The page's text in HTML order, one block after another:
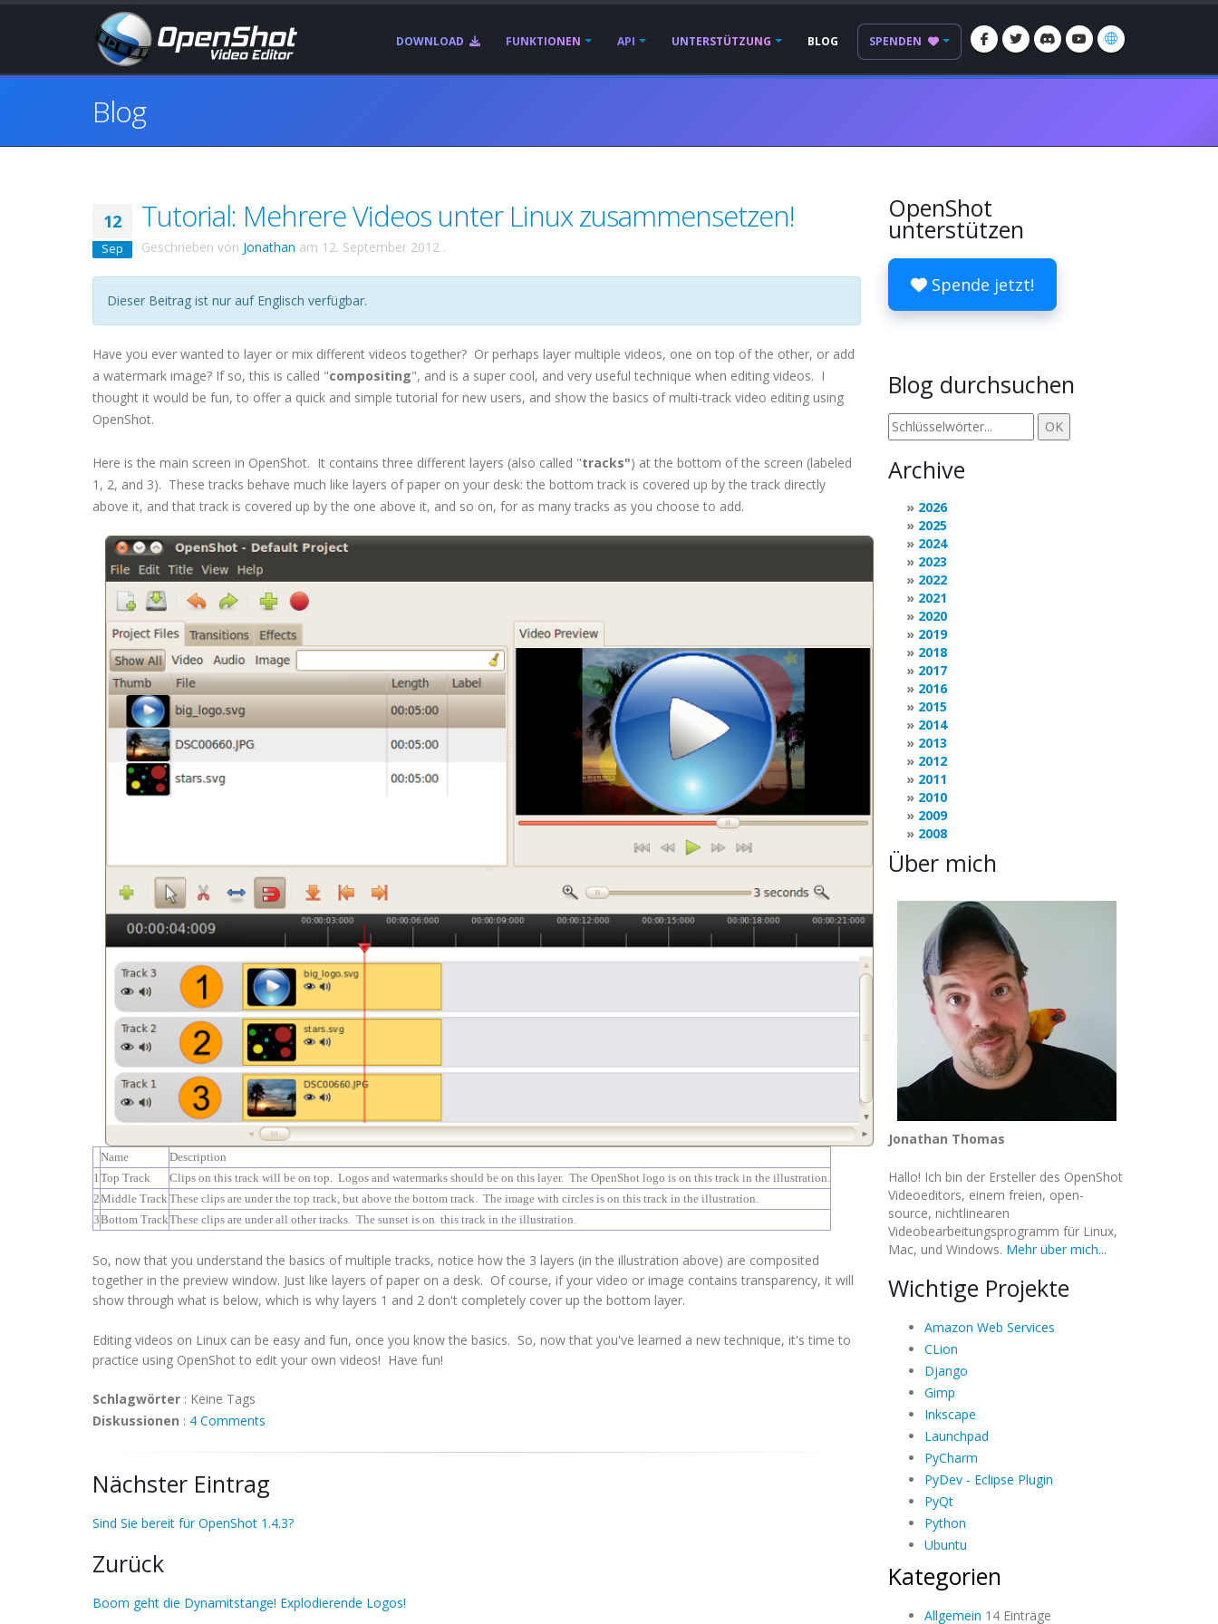
DOWNLOAD FUNKTIONEN API UNTERSTÜTZUNG BLOG SPENDEN
Blog
12
Sep
Tutorial: Mehrere Videos unter Linux zusammensetzen!
Geschrieben von Jonathan am 12. September 2012 .
Dieser Beitrag ist nur auf Englisch verfügbar.
Have you ever wanted to layer or mix different videos together? Or perhaps layer multiple videos, one on top of the other, or add
a watermark image? If so, this is called "compositing", and is a super cool, and very useful technique when editing videos. I
thought it would be fun, to offer a quick and simple tutorial for new users, and show the basics of multi-track video editing using
OpenShot.
Here is the main screen in OpenShot. It contains three different layers (also called "tracks") at the bottom of the screen (labeled
1, 2, and 3). These tracks behave much like layers of paper on your desk: the bottom track is covered up by the track directly
above it, and that track is covered up by the one above it, and so on, for as many tracks as you choose to add.
Name
Description
1 Top Track
Clips on this track will be on top. Logos and watermarks should be on this layer. The OpenShot logo is on this track in the illustration.
2Middle Track These clips are under the top track, but above the bottom track. The image with circles is on this track in the illustration.
3Bottom TrackThese clips are under all other tracks. The sunset is on this track in the illustration.
So, now that you understand the basics of multiple tracks, notice how the 3 layers (in the illustration above) are composited
together in the preview window. Just like layers of paper on a desk. Of course, if your video or image contains transparency, it will
show through what is below, which is why layers 1 and 2 don't completely cover up the bottom layer.
Editing videos on Linux can be easy and fun, once you know the basics. So, now that you've learned a new technique, it's time to
practice using OpenShot to edit your own videos! Have fun!
Schlagwörter : Keine Tags
Diskussionen : 4 Comments
Nächster Eintrag
Sind Sie bereit für OpenShot 1.4.3?
Zurück
Boom geht die Dynamitstange! Explodierende Logos!
OpenShot
unterstützen
Spende jetzt!
Blog durchsuchen
Archive
2026
2025
2024
2023
2022
2021
2020
2019
2018
2017
2016
2015
2014
2013
2012
2011
2010
2009
2008
Über mich
Jonathan Thomas
Hallo! Ich bin der Ersteller des OpenShot
Videoeditors, einem freien, open-
source, nichtlinearen
Videobearbeitungsprogramm für Linux,
Mac, und Windows. Mehr über mich...
Wichtige Projekte
Amazon Web Services
CLion
Django
Gimp
Inkscape
Launchpad
PyCharm
PyDev - Eclipse Plugin
PyQt
Python
Ubuntu
Kategorien
Allgemein 14 Einträge